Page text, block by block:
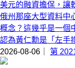
美元的融資擔保，讓
俄州那座大型資料中
概念？這幾乎是一個
認為黃仁勳是「左手
2026-08-06｜ 第